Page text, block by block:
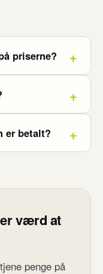
priserne?
er betalt?
værd at
penge på